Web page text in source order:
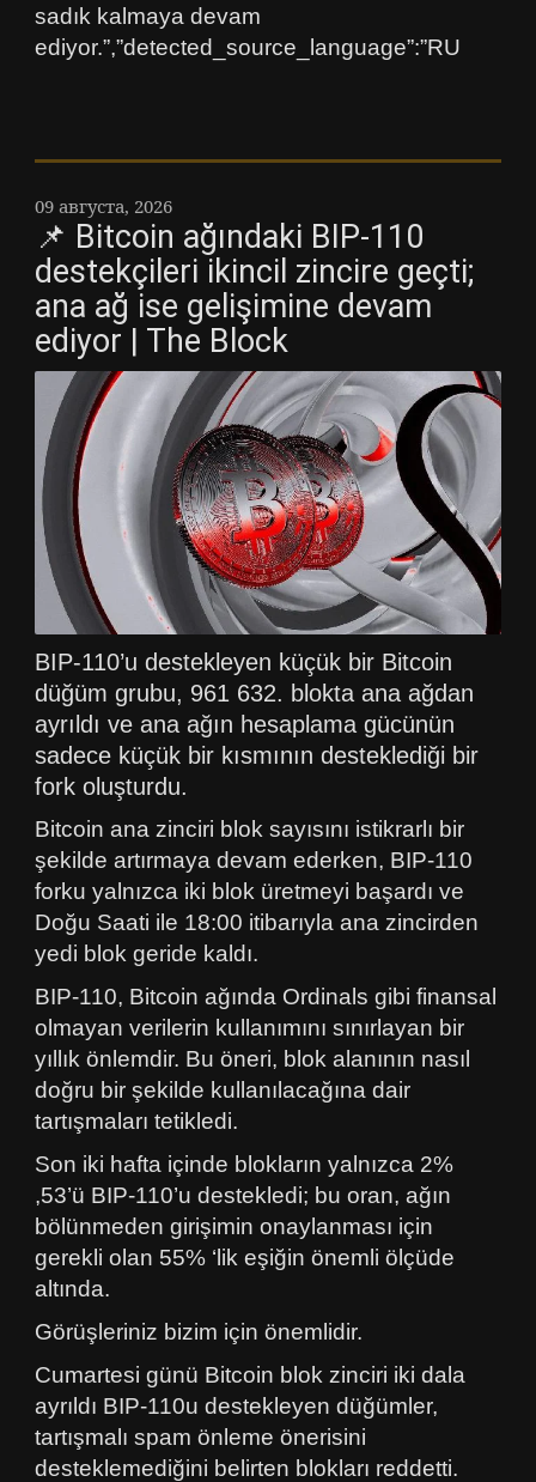
sadık kalmaya devam
ediyor.”,”detected_source_language”:”RU
09 августа, 2026
📌 Bitcoin ağındaki BIP-110
destekçileri ikincil zincire geçti;
ana ağ ise gelişimine devam
ediyor | The Block
BIP-110’u destekleyen küçük bir Bitcoin
düğüm grubu, 961 632. blokta ana ağdan
ayrıldı ve ana ağın hesaplama gücünün
sadece küçük bir kısmının desteklediği bir
fork oluşturdu.
Bitcoin ana zinciri blok sayısını istikrarlı bir
şekilde artırmaya devam ederken, BIP-110
forku yalnızca iki blok üretmeyi başardı ve
Doğu Saati ile 18:00 itibarıyla ana zincirden
yedi blok geride kaldı.
BIP-110, Bitcoin ağında Ordinals gibi finansal
olmayan verilerin kullanımını sınırlayan bir
yıllık önlemdir. Bu öneri, blok alanının nasıl
doğru bir şekilde kullanılacağına dair
tartışmaları tetikledi.
Son iki hafta içinde blokların yalnızca 2%
,53’ü BIP-110’u destekledi; bu oran, ağın
bölünmeden girişimin onaylanması için
gerekli olan 55% ‘lik eşiğin önemli ölçüde
altında.
Görüşleriniz bizim için önemlidir.
Cumartesi günü Bitcoin blok zinciri iki dala
ayrıldı BIP-110u destekleyen düğümler,
tartışmalı spam önleme önerisini
desteklemediğini belirten blokları reddetti.